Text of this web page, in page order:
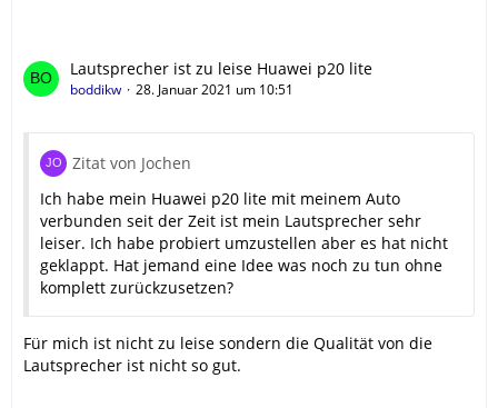
Lautsprecher ist zu leise Huawei p20 lite
boddikw 28. Januar 2021 um 10:51
Zitat von Jochen
Ich habe mein Huawei p20 lite mit meinem Auto
verbunden seit der Zeit ist mein Lautsprecher sehr
leiser. Ich habe probiert umzustellen aber es hat nicht
geklappt. Hat jemand eine Idee was noch zu tun ohne
komplett zurückzusetzen?
Für mich ist nicht zu leise sondern die Qualität von die
Lautsprecher ist nicht so gut.